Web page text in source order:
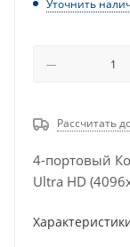
Уточнить
Рассчитать
4-портовый
Ultra HD